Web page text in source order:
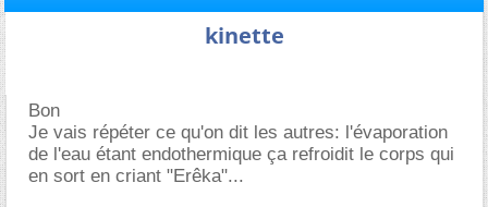
kinette
Bon
Je vais répéter ce qu'on dit les autres: l'évaporation
de l'eau étant endothermique ça refroidit le corps qui
en sort en criant "Erêka"...